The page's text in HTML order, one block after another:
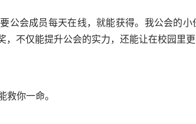
公会成员每天在线，就能获得。我公会的
不仅能提升公会的实力，还能让在校园里更
救你一命。